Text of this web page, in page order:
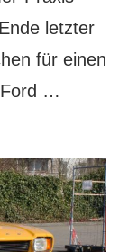
letzter
für einen
Ford …